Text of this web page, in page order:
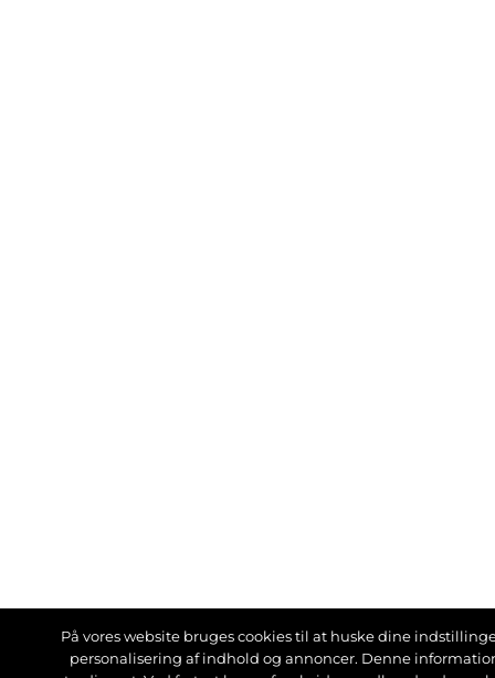
På vores website bruges cookies til at huske dine
personalisering af indhold og annoncer. Denne